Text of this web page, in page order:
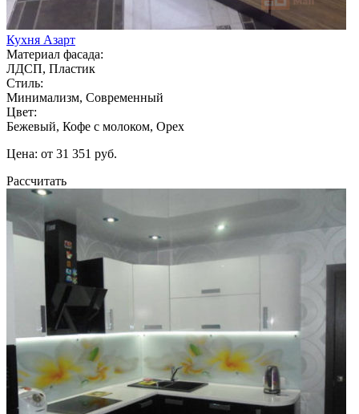
Кухня Азарт
Материал фасада:
ЛДСП, Пластик
Стиль:
Минимализм, Современный
Цвет:
Бежевый, Кофе с молоком, Орех
Цена: от 31 351 руб.
Рассчитать